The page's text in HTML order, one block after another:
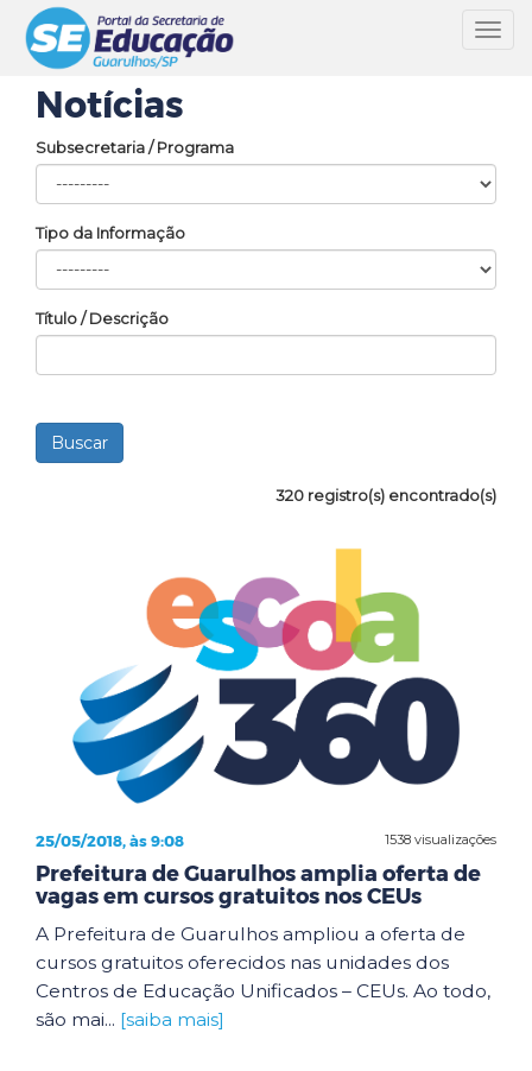
Notícias
Subsecretaria / Programa
Tipo da Informação
Título / Descrição
320 registro(s) encontrado(s)
1538 visualizações
25/05/2018, às 9:08
Prefeitura de Guarulhos amplia oferta de
vagas em cursos gratuitos nos CEUs
A Prefeitura de Guarulhos ampliou a oferta de
cursos gratuitos oferecidos nas unidades dos
Centros de Educação Unificados – CEUs. Ao todo,
são mai... [saiba mais]